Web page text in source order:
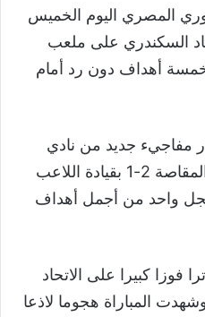
المصري اليوم الخميس
الاتحاد السكندري على ملعب
أهداف دون رد أمام
مفاجيء جديد من نادي
ايسترن كومباني على مصر المقاصة 2-1 بقيادة اللاعب
واحد من أجمل أهداف
فوزا كبيرا على الاتحاد
المباراة هجوما لاذعا